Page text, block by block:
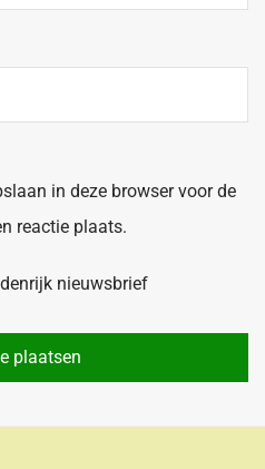
in deze browser voor de
reactie plaats.
nieuwsbrief